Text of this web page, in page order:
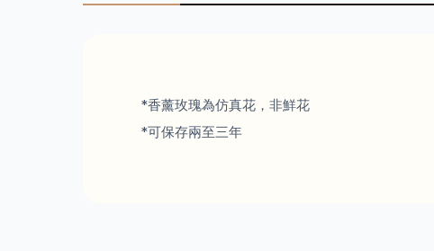
*香薰玫瑰為仿真花，非鮮花
*可保存兩至三年